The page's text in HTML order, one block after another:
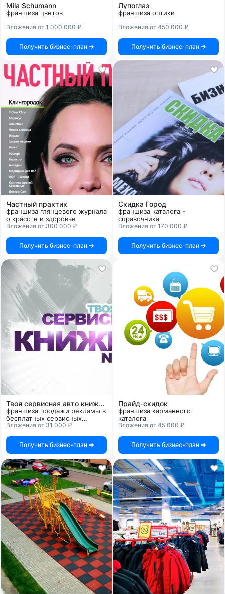
Mila Schumann
франшиза цветов
Вложения от 1 000 000 ₽
Получить бизнес-план
Лупоглаз
франшиза оптики
Вложения от 450 000 ₽
Получить бизнес-план
Частный практик
франшиза глянцевого журнала
о красоте и здоровье
Вложения от 300 000 ₽
Получить бизнес-план
Скидка Город
франшиза каталога -
справочника
Вложения от 170 000 ₽
Получить бизнес-план
Твоя сервисная авто книжка №1
франшиза продажи рекламы в
бесплатных сервисных
книжках для автомобилей
Вложения от 31 000 ₽
Получить бизнес-план
Прайд-скидок
франшиза карманного
каталога
Вложения от 45 000 ₽
Получить бизнес-план